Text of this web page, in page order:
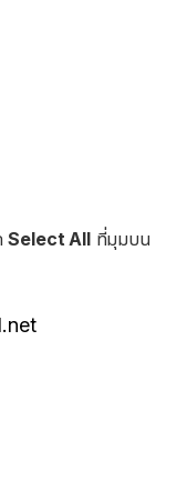
Select Allที่มุมบน